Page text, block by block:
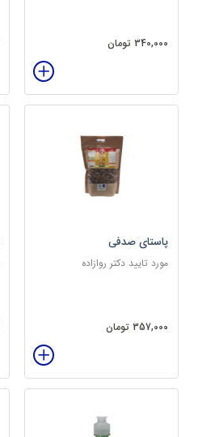
340,000 تومان
پاستای صدفی
مورد تایید دکتر روازاده
357,000 تومان